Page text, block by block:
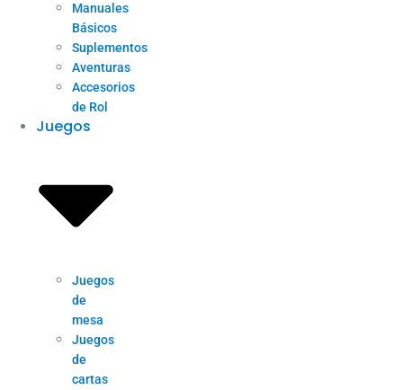
Manuales
Básicos
Suplementos
Aventuras
Accesorios
de Rol
Juegos
Juegos
de
mesa
Juegos
de
cartas